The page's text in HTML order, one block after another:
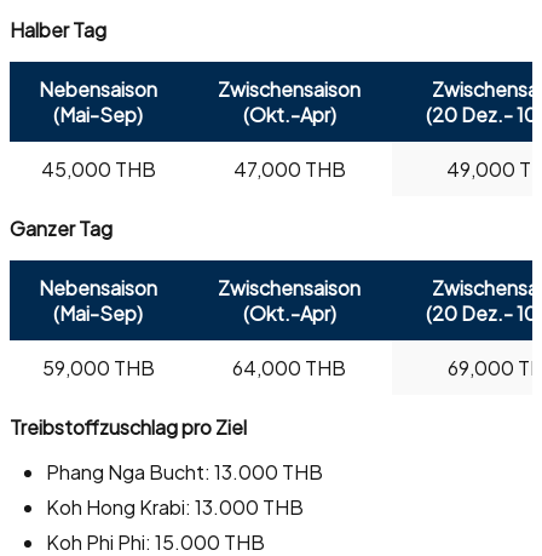
Halber Tag
Nebensaison
(Mai-Sep)
Zwischensaison
(Okt.-Apr)
(20 Dez.- 10
45,000 THB 47,000 THB 49,000
Ganzer Tag
Nebensaison
(Mai-Sep)
Zwischensaison
(Okt.-Apr)
(20 Dez.- 10
59,000 THB 64,000 THB 69,000
Treibstoffzuschlag pro Ziel
Phang Nga Bucht: 13.000 THB
Koh Hong Krabi: 13.000 THB
Koh Phi Phi: 15.000 THB